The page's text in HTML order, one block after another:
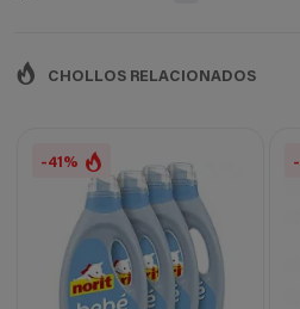
CHOLLOS RELACIONADOS
-41%